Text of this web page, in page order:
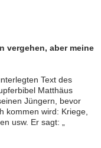
vergehen, aber meine
Text des
Matthäus
Jüngern, bevor
kommen wird: Kriege,
usw. Er sagt: „